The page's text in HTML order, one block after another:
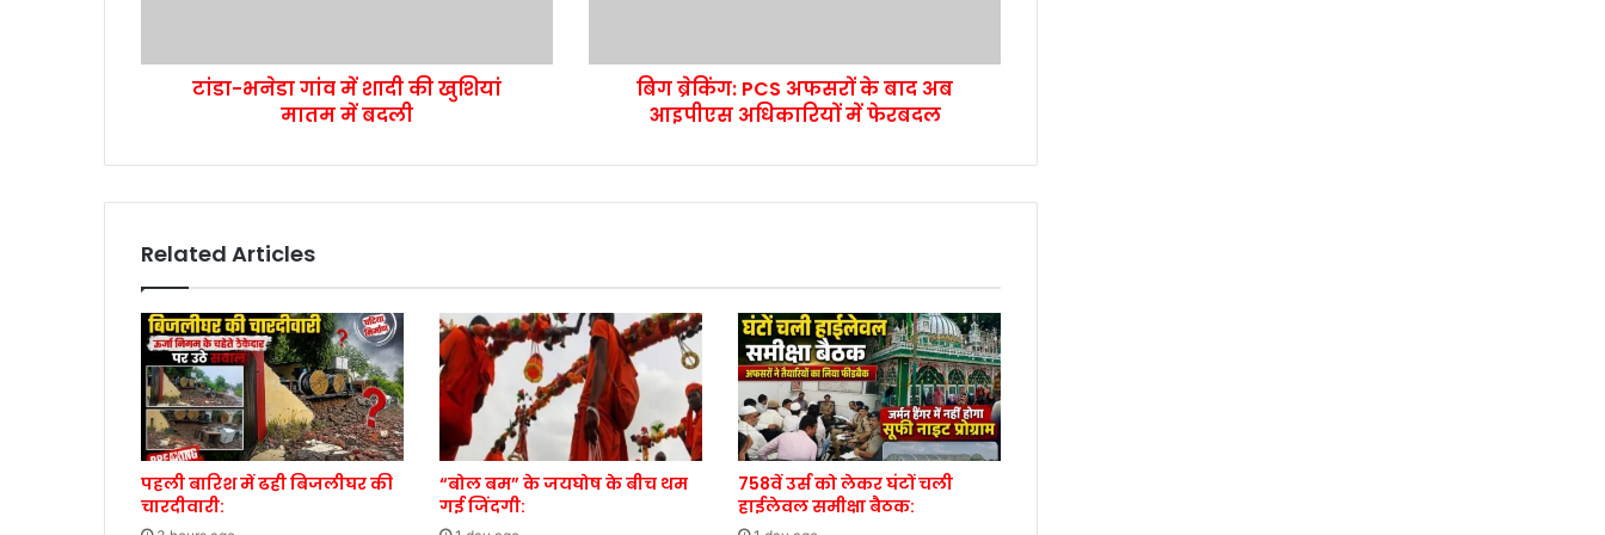
टांडा-भनेडा गांव में शादी की खुशियां
मातम में बदली
बिग ब्रेकिंग: PCS अफसरों के बाद अब
आइपीएस अधिकारियों में फेरबदल
Related Articles
पहली बारिश में ढही बिजलीघर की
चारदीवारी:
“बोल बम” के जयघोष के बीच थम
गई जिंदगी:
758वें उर्स को लेकर घंटों चली
हाईलेवल समीक्षा बैठक: